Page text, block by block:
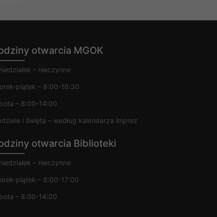
otwarcia MGOK
– nieczynne
piątek – 8:00-16:30
– 8:00-14:00
i święta – według kalendarza imprez
otwarcia Biblioteki
– nieczynne
piątek – 8:00-17:00
– 8:00-14:00